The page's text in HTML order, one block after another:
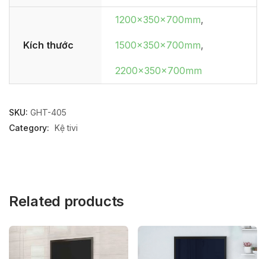
Kích thước
1200x350x700mm,
1500x350x700mm,
2200x350x700mm
SKU: GHT-405
Category: Kệ tivi
Related products